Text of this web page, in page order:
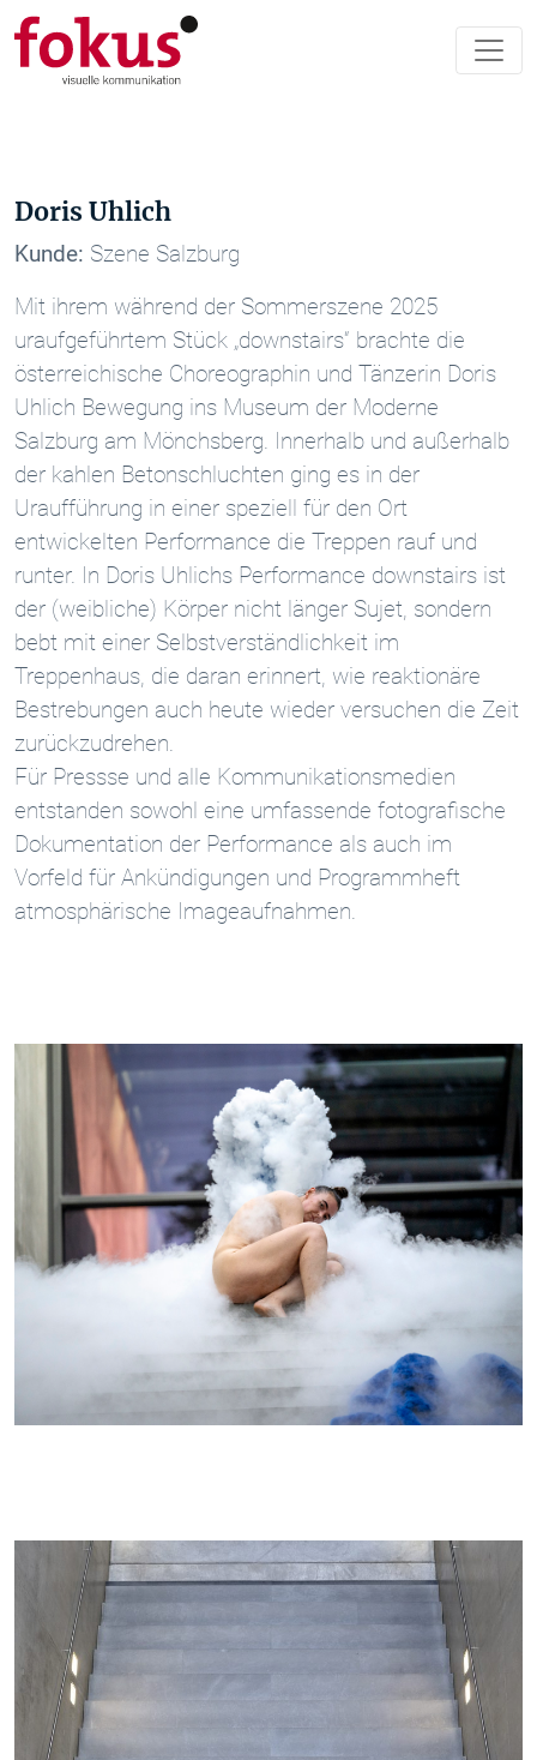
Doris Uhlich
Kunde: Szene Salzburg
Mit ihrem während der Sommerszene 2025
uraufgeführtem Stück „downstairs“ brachte die
österreichische Choreographin und Tänzerin Doris
Uhlich Bewegung ins Museum der Moderne
Salzburg am Mönchsberg. Innerhalb und außerhalb
der kahlen Betonschluchten ging es in der
Uraufführung in einer speziell für den Ort
entwickelten Performance die Treppen rauf und
runter. In Doris Uhlichs Performance downstairs ist
der (weibliche) Körper nicht länger Sujet, sondern
bebt mit einer Selbstverständlichkeit im
Treppenhaus, die daran erinnert, wie reaktionäre
Bestrebungen auch heute wieder versuchen die Zeit
zurückzudrehen.
Für Pressse und alle Kommunikationsmedien
entstanden sowohl eine umfassende fotografische
Dokumentation der Performance als auch im
Vorfeld für Ankündigungen und Programmheft
atmosphärische Imageaufnahmen.